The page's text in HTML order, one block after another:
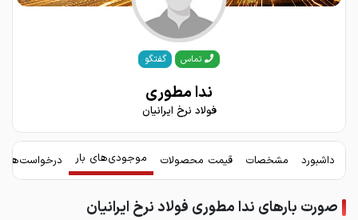
تماس گفتگو
ندا مطوری
فولاد نرخ ایرانیان
داشبورد مشخصات قیمت محصولات موجودی‌های بار
صورت بارهای ندا مطوری فولاد نرخ ایرانیان